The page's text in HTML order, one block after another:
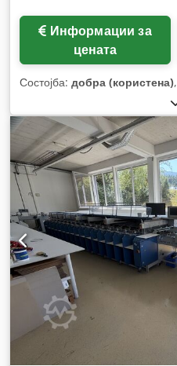
цената
Состојба: добра (користена),